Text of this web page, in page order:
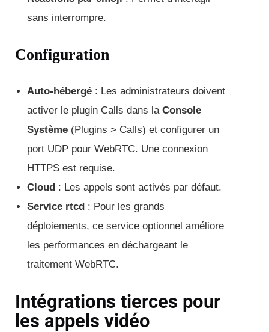
sans interrompre.
Configuration
Auto-hébergé : Les administrateurs doivent
activer le plugin Calls dans la Console
Système (Plugins > Calls) et configurer un
port UDP pour WebRTC. Une connexion
HTTPS est requise.
Cloud : Les appels sont activés par défaut.
Service rtcd : Pour les grands
déploiements, ce service optionnel améliore
les performances en déchargeant le
traitement WebRTC.
Intégrations tierces pour
les appels vidéo